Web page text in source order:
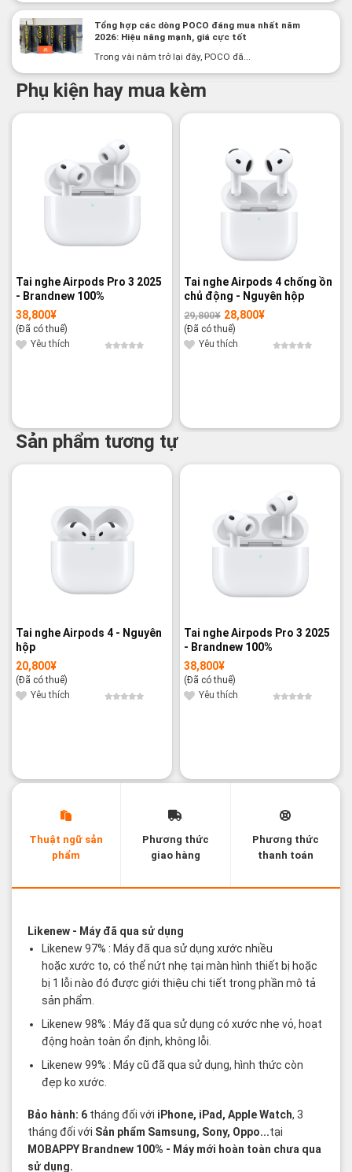
Tổng hợp các dòng POCO đáng mua nhất năm
2026: Hiệu năng mạnh, giá cực tốt
Trong vài năm trở lại đây, POCO đã...
Phụ kiện hay mua kèm
Tai nghe Airpods Pro 3 2025
- Brandnew 100%
38,800¥
(Đã có thuế)
Yêu thích
Tai nghe Airpods 4 chống ồn
chủ động - Nguyên hộp
29,800¥
Giá
gốc
là:
29,800¥.
28,800¥
Giá
hiện
tại
là:
28,800¥.
(Đã có thuế)
Yêu thích
Sản phẩm tương tự
Tai nghe Airpods 4 - Nguyên
hộp
20,800¥
(Đã có thuế)
Yêu thích
Tai nghe Airpods Pro 3 2025
- Brandnew 100%
38,800¥
(Đã có thuế)
Yêu thích
Thuật ngữ sản
phẩm
Phương thức
giao hàng
Phương thức
thanh toán
Likenew- Máy đã qua sử dụng
Likenew 97% : Máy đã qua sử dụng xước nhiều
hoặc xước to, có thể nứt nhẹ tại màn hình thiết bị hoặc
bị 1 lỗi nào đó được giới thiệu chi tiết trong phần mô tả
sản phẩm.
Likenew 98% : Máy đã qua sử dụng có xước nhẹ vỏ, hoạt
động hoàn toàn ổn định, không lỗi.
Likenew 99% : Máy cũ đã qua sử dụng, hình thức còn
đẹp ko xước.
Bảo hành: 6 tháng đối với iPhone, iPad, Apple Watch, 3
tháng đối với Sản phẩm Samsung, Sony, Oppo...tại
MOBAPPY Brandnew 100% - Máy mới hoàn toàn chưa qua
sử dụng.